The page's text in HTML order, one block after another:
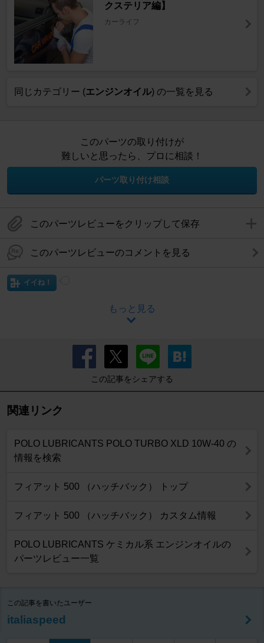
クステリア編】
カーライフ
同じカテゴリー (エンジンオイル) の一覧を見る
このパーツの取り付けが
難しいと思ったら、プロに相談！
パーツ取り付け相談
このパーツレビューをクリップして保存
このパーツレビューのコメントを見る
イイね！
もっと見る
この記事をシェアする
関連リンク
POLO LUBRICANTS POLO TURBO XLD 10W-40 の
情報を検索
フィアット 500 （ハッチバック） トップ
フィアット 500 （ハッチバック） カスタム情報
POLO LUBRICANTS ケミカル系 エンジンオイルの
パーツレビュー一覧
この記事を書いたユーザー
italiaspeed